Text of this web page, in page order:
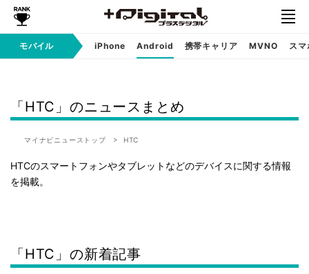
モバイル iPhone Android 携帯キャリア MVNO ス
「HTC」のニュースまとめ
マイナビニューストップ HTC
HTCのスマートフォンやタブレットなどのデバイスに関する情報
を掲載。
「HTC」の新着記事